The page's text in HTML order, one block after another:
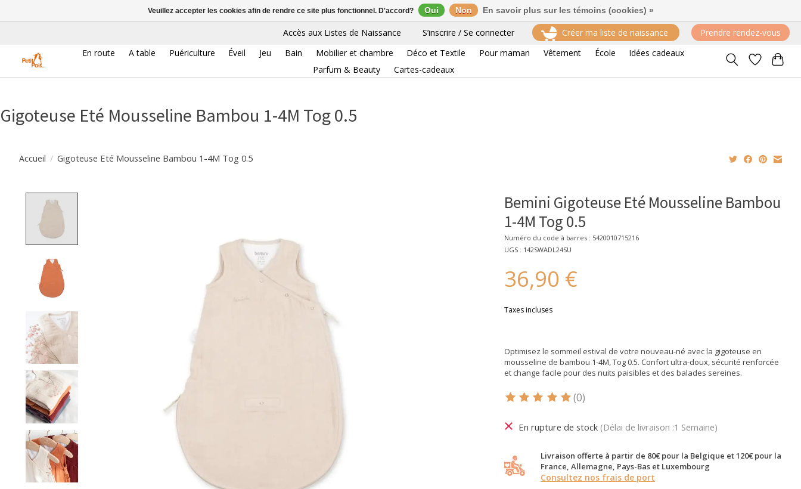
Accès aux Listes de Naissance S’inscrire / Se connecter Créer ma liste de naissance
Prendre rendez-vous
En route
A table Puériculture Éveil Jeu Bain Mobilier et chambre Déco et Textile Pour maman Vêtement École
Idées cadeaux
Parfum & Beauty
Cartes-cadeaux
Gigoteuse Eté Mousseline Bambou 1-4M Tog 0.5
Accueil / Gigoteuse Eté Mousseline Bambou 1-4M Tog 0.5
Bemini Gigoteuse Eté Mousseline Bambou
1-4M Tog 0.5
Numéro du code à barres : 5420010715216
UGS : 142SWADL24SU
36,90 €
Taxes incluses
Optimisez le sommeil estival de votre nouveau-né avec la gigoteuse en
mousseline de bambou 1-4M, Tog 0.5. Confort ultra-doux, sécurité renforcée
et change facile pour des nuits paisibles et des balades sereines.
Ce produit est évalué à
(0)
En rupture de stock (Délai de livraison :1 Semaine)
Livraison offerte à partir de 80€ pour la Belgique et 120€ pour la
France, Allemagne, Pays-Bas et Luxembourg
Consultez nos frais de port
Veuillez accepter les cookies afin de rendre ce site plus fonctionnel. D'accord? Oui Non En savoir plus sur les témoins (cookies) »